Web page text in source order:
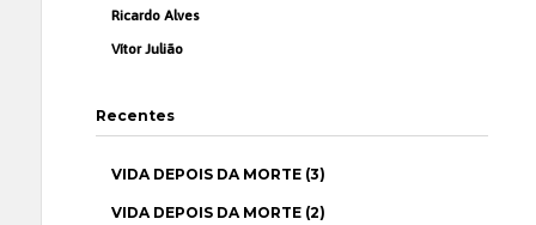
Ricardo Alves
Vítor Julião
Recentes
VIDA DEPOIS DA MORTE (3)
VIDA DEPOIS DA MORTE (2)